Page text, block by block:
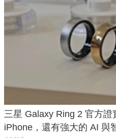
三星 Galaxy Ring 2 官方證
iPhone，還有強大的 AI 與